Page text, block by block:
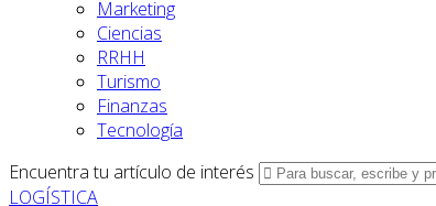
Marketing
Ciencias
RRHH
Turismo
Finanzas
Tecnología
Encuentra tu artículo de interés
LOGÍSTICA